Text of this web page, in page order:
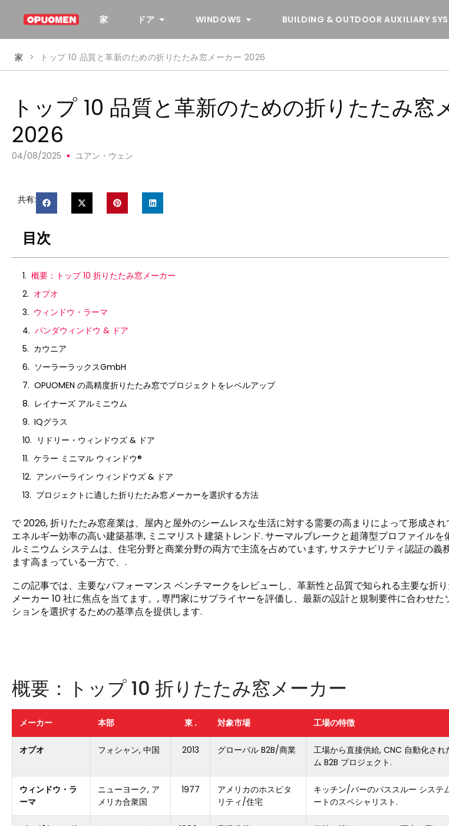
家 ドア WINDOWS BUILDING & OUTDOOR AUXILIARY
家 > トップ 10 品質と革新のための折りたたみ窓メーカー 2026
トップ 10 品質と革新のための折りたたみ窓
2026
04/08/2025 ユアン・ウェン
共有:
目次
概要：トップ 10 折りたたみ窓メーカー
オプオ
ウィンドウ・ラーマ
パンダウィンドウ & ドア
カウニア
ソーラーラックスGmbH
OPUOMEN の高精度折りたたみ窓でプロジェクトをレベルアップ
レイナーズ アルミニウム
IQグラス
リドリー・ウィンドウズ & ドア
ケラー ミニマル ウィンドウ®
アンバーライン ウィンドウズ & ドア
プロジェクトに適した折りたたみ窓メーカーを選択する方法
で 2026, 折りたたみ窓産業は、屋内と屋外のシームレスな生活に対する需要の高まりによって形成され
エネルギー効率の高い建築基準, ミニマリスト建築トレンド. サーマルブレークと超薄型プロファイルを
ルミニウム システムは、住宅分野と商業分野の両方で主流を占めています, サステナビリティ認証の義
ます高まっている一方で、.
この記事では、主要なパフォーマンス ベンチマークをレビューし、革新性と品質で知られる主要な折
メーカー 10 社に焦点を当てます。, 専門家にサプライヤーを評価し、最新の設計と規制要件に合わせた
ションを選択するための基準点を提供します.
概要：トップ 10 折りたたみ窓メーカー
メーカー 本部 東 . 対象市場 工場の特徴
オプオ フォシャン, 中国 2013 グローバル B2B/商業
工場から直接供給, CNC 自動化され
ム B2B プロジェクト.
ウィンドウ・ラ
ーマ
ニューヨーク, ア
メリカ合衆国
1977
アメリカのホスピタ
リティ/住宅
キッチン/バーのパススルー システ
ートのスペシャリスト.